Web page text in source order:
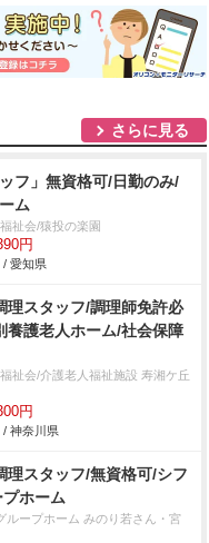
さらに見る
フ」無資格可/日勤のみ/
ム
祉会/猿投の楽園
円
/ 愛知県
理スタッフ/調理師免許必
養護老人ホーム/社会保障
祉会/介護老人福祉施設 寿湘ケ丘
円
/ 神奈川県
理スタッフ/無資格可/シフ
プホーム
ループホーム みのり若さん・宮